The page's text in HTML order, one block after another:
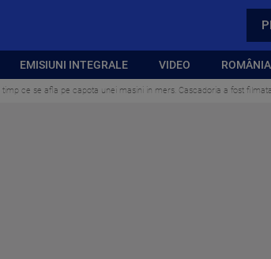
EMISIUNI INTEGRALE VIDEO
timp ce se afla pe capota unei masini in mers. Cascadoria a fost